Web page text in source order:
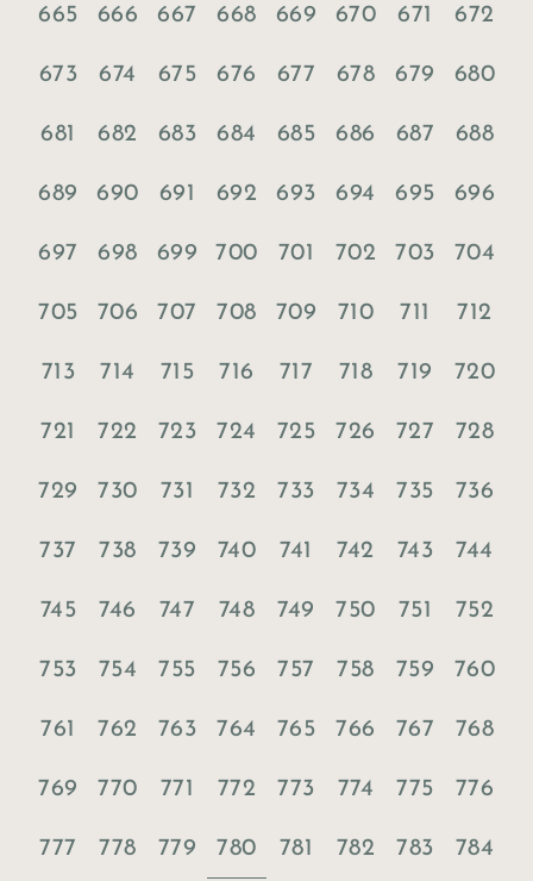
665 666 667 668 669 670 671 672
673 674 675 676 677 678 679 680
681 682 683 684 685 686 687 688
689 690 691 692 693 694 695 696
697 698 699 700 701 702 703 704
705 706 707 708 709 710 711 712
713 714 715 716 717 718 719 720
721 722 723 724 725 726 727 728
729 730 731 732 733 734 735 736
737 738 739 740 741 742 743 744
745 746 747 748 749 750 751 752
753 754 755 756 757 758 759 760
761 762 763 764 765 766 767 768
769 770 771 772 773 774 775 776
777 778 779 780 781 782 783 784